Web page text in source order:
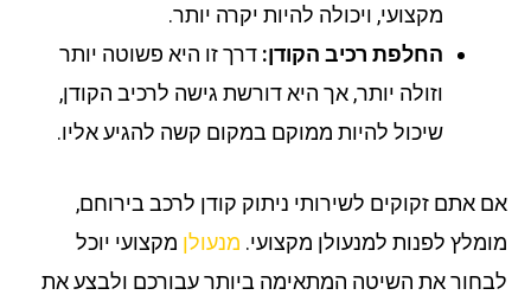
מקצועי, ויכולה להיות יקרה יותר.
החלפת רכיב הקודן:דרך זו היא פשוטה יותר
וזולה יותר, אך היא דורשת גישה לרכיב הקודן,
שיכול להיות ממוקם במקום קשה להגיע אליו.
אתם זקוקים לשירותי ניתוק קודן לרכב בירוחם,
לפנות למנעולן מקצועי.מנעולןמקצועי יוכל
את השיטה המתאימה ביותר עבורכם ולבצע את